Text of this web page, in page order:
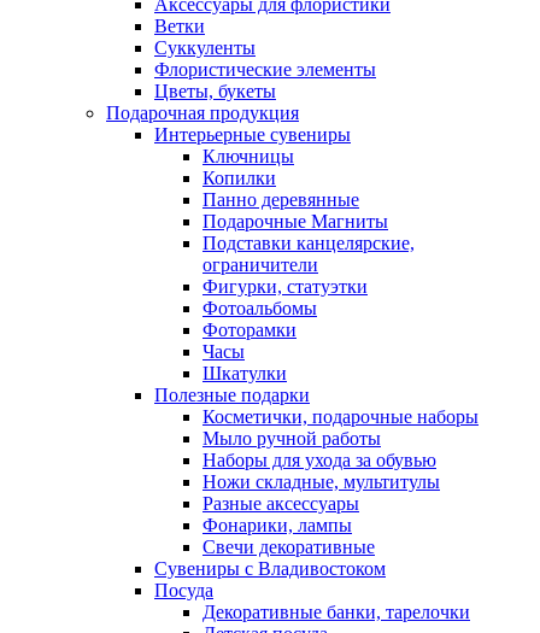
Аксессуары для флористики
Ветки
Суккуленты
Флористические элементы
Цветы, букеты
Подарочная продукция
Интерьерные сувениры
Ключницы
Копилки
Панно деревянные
Подарочные Магниты
Подставки канцелярские,
ограничители
Фигурки, статуэтки
Фотоальбомы
Фоторамки
Часы
Шкатулки
Полезные подарки
Косметички, подарочные наборы
Мыло ручной работы
Наборы для ухода за обувью
Ножи складные, мультитулы
Разные аксессуары
Фонарики, лампы
Свечи декоративные
Сувениры с Владивостоком
Посуда
Декоративные банки, тарелочки